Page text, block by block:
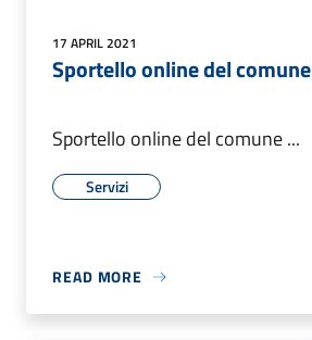
17 APRIL 2021
Sportello online del comune
Sportello online del comune ...
Servizi
READ MORE